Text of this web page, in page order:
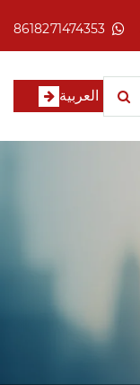
8618271474353
العربية